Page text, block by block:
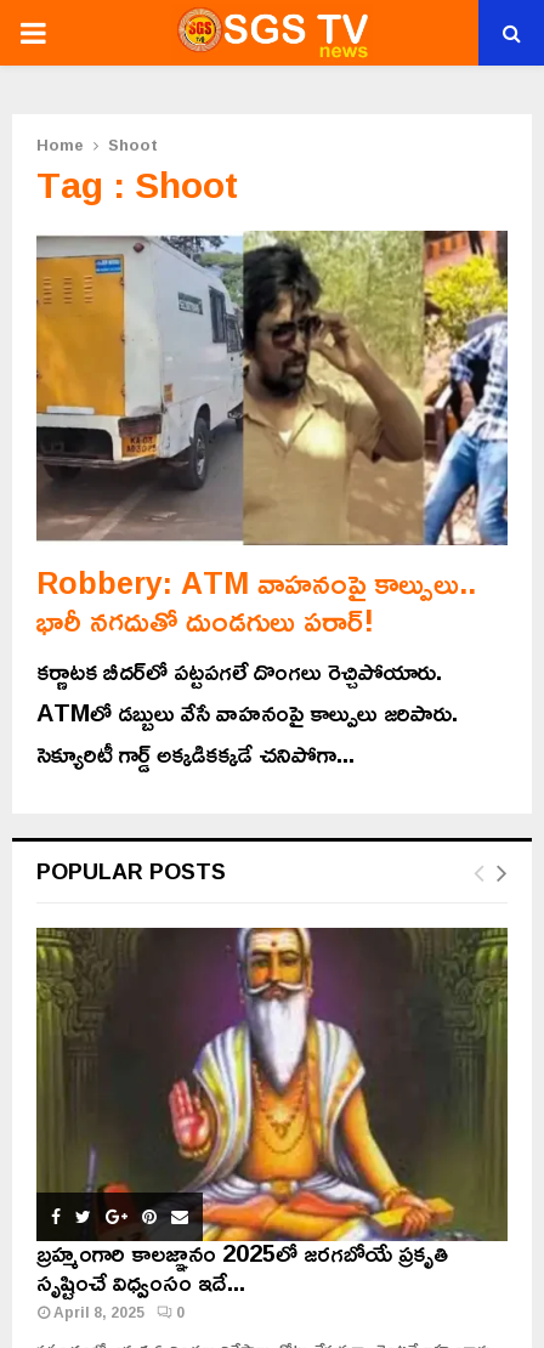
PRIMARY
Home Shoot
Tag : Shoot
Robbery: ATM వాహనంపై కాల్పులు..
భారీ నగదుతో దుండగులు పరార్!
కర్ణాటక బీదర్‌లో పట్టపగలే దొంగలు రెచ్చిపోయారు.
ATMలో డబ్బులు వేసే వాహనంపై కాల్పులు జరిపారు.
సెక్యూరిటీ గార్డ్ అక్కడికక్కడే చనిపోగా...
POPULAR POSTS
బ్రహ్మంగారి కాలజ్ఞానం 2025లో జరగబోయే ప్రకృతి
సృష్టించే విధ్వంసం ఇదే...
April 8, 2025 0